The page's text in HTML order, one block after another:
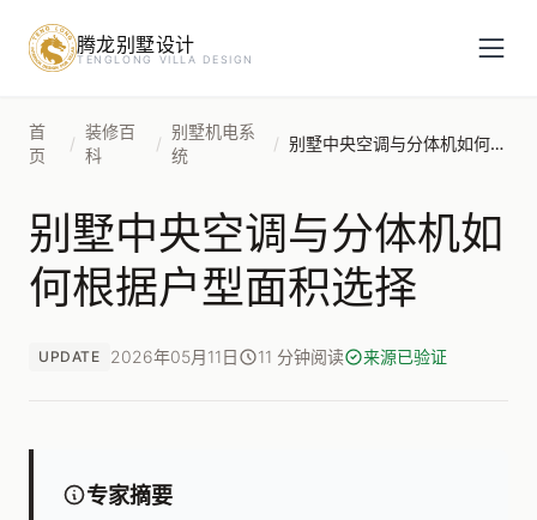
腾龙别墅设计
TENGLONG VILLA DESIGN
首
页
/
装修百
科
/
别墅机电系
统
/ 别墅中央空调与分体机如何根据户型面积选择
别墅中央空调与分体机如
何根据户型面积选择
UPDATE 2026年05月11日 11 分钟阅读 来源已验证
专家摘要
预约设计咨询
姓名*
手机号*